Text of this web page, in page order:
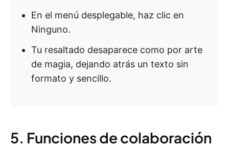
En el menú desplegable, haz clic en
Ninguno.
Tu resaltado desaparece como por arte
de magia, dejando atrás un texto sin
formato y sencillo.
5. Funciones de colaboración